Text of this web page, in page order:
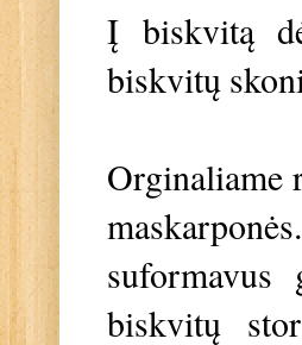
Į biskvitą
biskvitų
Orginaliame
biskvitų